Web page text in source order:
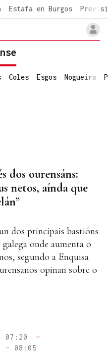
Estafa en Burgos
Coles Esgos Nogueira
dos ourensáns:
netos, aínda que
dos principais bastións
onde aumenta o
segundo a Enquisa
opinan sobre o
07:20
—
- 08:05